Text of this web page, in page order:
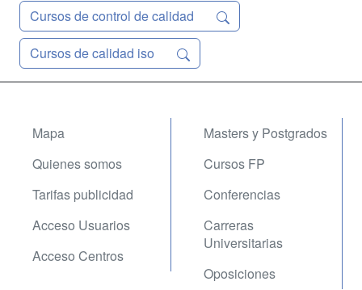
Cursos de control de calidad
Cursos de calidad iso
Mapa
Quienes somos
Tarifas publicidad
Acceso Usuarios
Acceso Centros
Masters y Postgrados
Cursos FP
Conferencias
Carreras
Universitarias
Oposiciones